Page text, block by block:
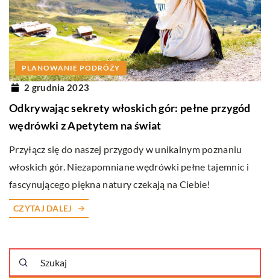
PLANOWANIE PODRÓŻY
2 grudnia 2023
Odkrywając sekrety włoskich gór: pełne przygód
wędrówki z Apetytem na świat
Przyłącz się do naszej przygody w unikalnym poznaniu
włoskich gór. Niezapomniane wędrówki pełne tajemnic i
fascynującego piękna natury czekają na Ciebie!
CZYTAJ DALEJ